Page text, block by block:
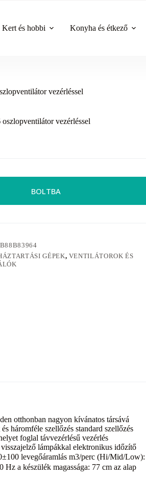
Kert és hobbi Konyha és étkező
vezérléssel
vezérléssel
BOLTBA
GÉPEK, VENTILÁTOROK ÉS
otthonban nagyon kívánatos társává
háromféle szellőzés standard szellőzés
foglal távvezérlésű vezérlés
lámpákkal elektronikus időzítő
levegőáramlás m3/perc (Hi/Mid/Low):
a készülék magassága: 77 cm az alap